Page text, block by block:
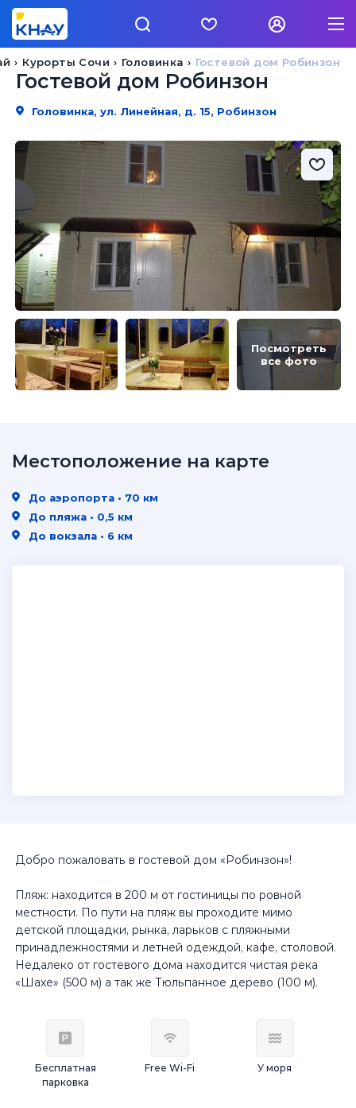
Гостевой дом Робинзон
Головинка
Курорты Сочи
Гостевой дом Робинзон
Головинка, ул. Линейная, д. 15, Робинзон
Посмотреть
все фото
Добро пожаловать в гостевой дом «Робинзон»!
Пляж: находится в 200 м от гостиницы по ровной
местности. По пути на пляж вы проходите мимо
детской площадки, рынка, ларьков с пляжными
принадлежностями и летней одеждой, кафе, столовой.
Недалеко от гостевого дома находится чистая река
«Шахе» (500 м) а так же Тюльпанное дерево (100 м).
Бесплатная
парковка
Free Wi-Fi У моря
Местоположение на карте
До аэропорта • 70 км
До пляжа • 0,5 км
До вокзала • 6 км